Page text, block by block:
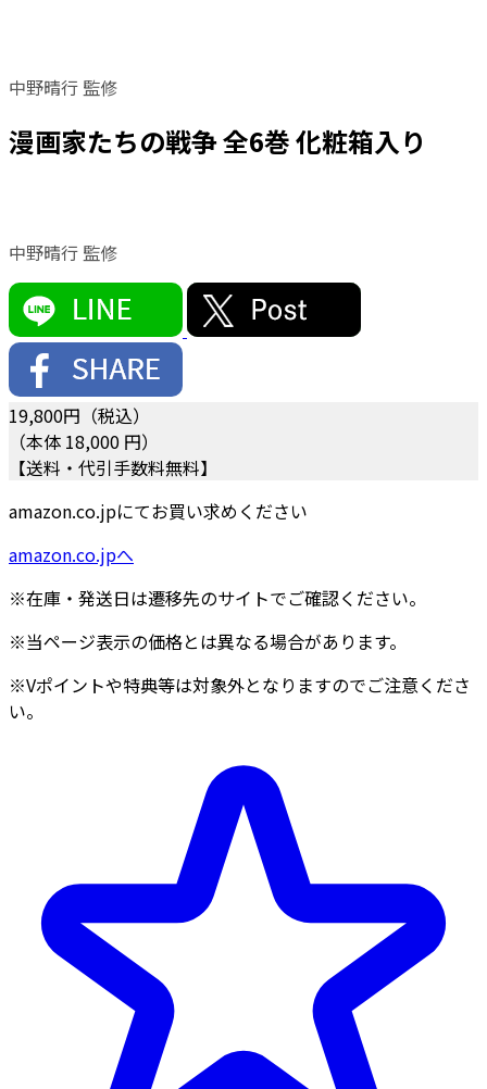
中野晴行 監修
漫画家たちの戦争 全6巻 化粧箱入り
中野晴行 監修
19,800円（税込）
（本体 18,000 円）
【送料・代引手数料無料】
amazon.co.jpにてお買い求めください
amazon.co.jpへ
※在庫・発送日は遷移先のサイトでご確認ください。
※当ページ表示の価格とは異なる場合があります。
※Vポイントや特典等は対象外となりますのでご注意くださ
い。